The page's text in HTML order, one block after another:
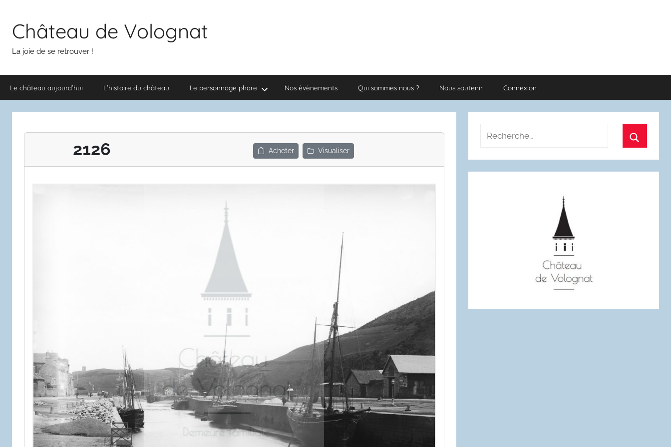
contenuChâteau de Volognat
La joie de se retrouver !
Le château aujourd’hui L’histoire du château Le personnage phare Nos évènements Qui sommes nous ? Nous soutenir Connexion
2126 Acheter Visualiser
Recherche
: